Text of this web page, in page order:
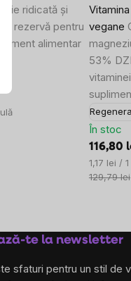
ridicată și
rezervă pentru
alimentar
Vitamina
vegane
53%
În stoc
116,80
Evaluare
preţ:
1,17 lei /
129,79 lei
te la newsletter
sfaturi pentru un stil de